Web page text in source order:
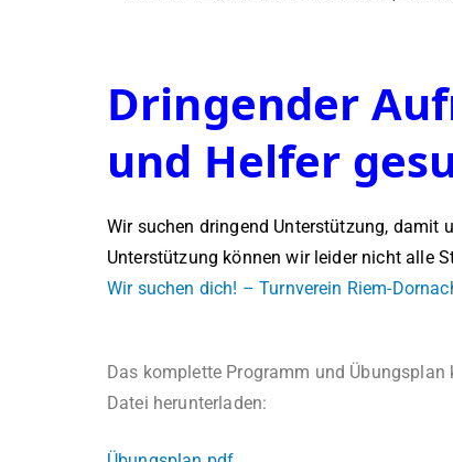
Dringender
und Helfer
Wir suchen dringend Unterstützung,
Unterstützung können wir leider nicht alle
Wir suchen dich! – Turnverein Riem-
Das komplette Programm und Übungsplan
Datei herunterladen: